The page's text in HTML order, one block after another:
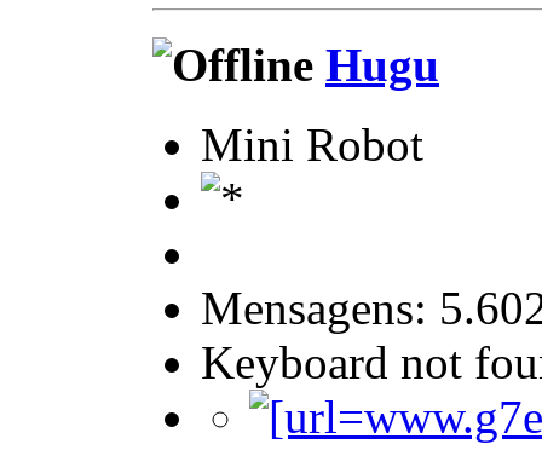
Hugu
Mini Robot
Mensagens:
Keyboard not